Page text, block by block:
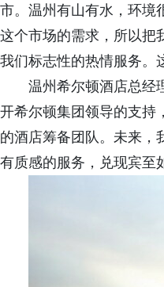
市。温州有山有水，环境
这个市场的需求，所以把
我们标志性的热情服务。
温州希尔顿酒店总经
开希尔顿集团领导的支持
的酒店筹备团队。未来，
有质感的服务，兑现宾至